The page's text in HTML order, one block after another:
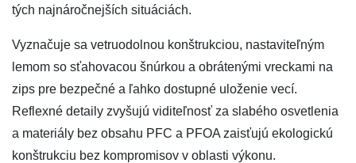
tých najnáročnejších situáciách.
Vyznačuje sa vetruodolnou konštrukciou, nastaviteľným
lemom so sťahovacou šnúrkou a obrátenými vreckami na
zips pre bezpečné a ľahko dostupné uloženie vecí.
Reflexné detaily zvyšujú viditeľnosť za slabého osvetlenia
a materiály bez obsahu PFC a PFOA zaisťujú ekologickú
konštrukciu bez kompromisov v oblasti výkonu.